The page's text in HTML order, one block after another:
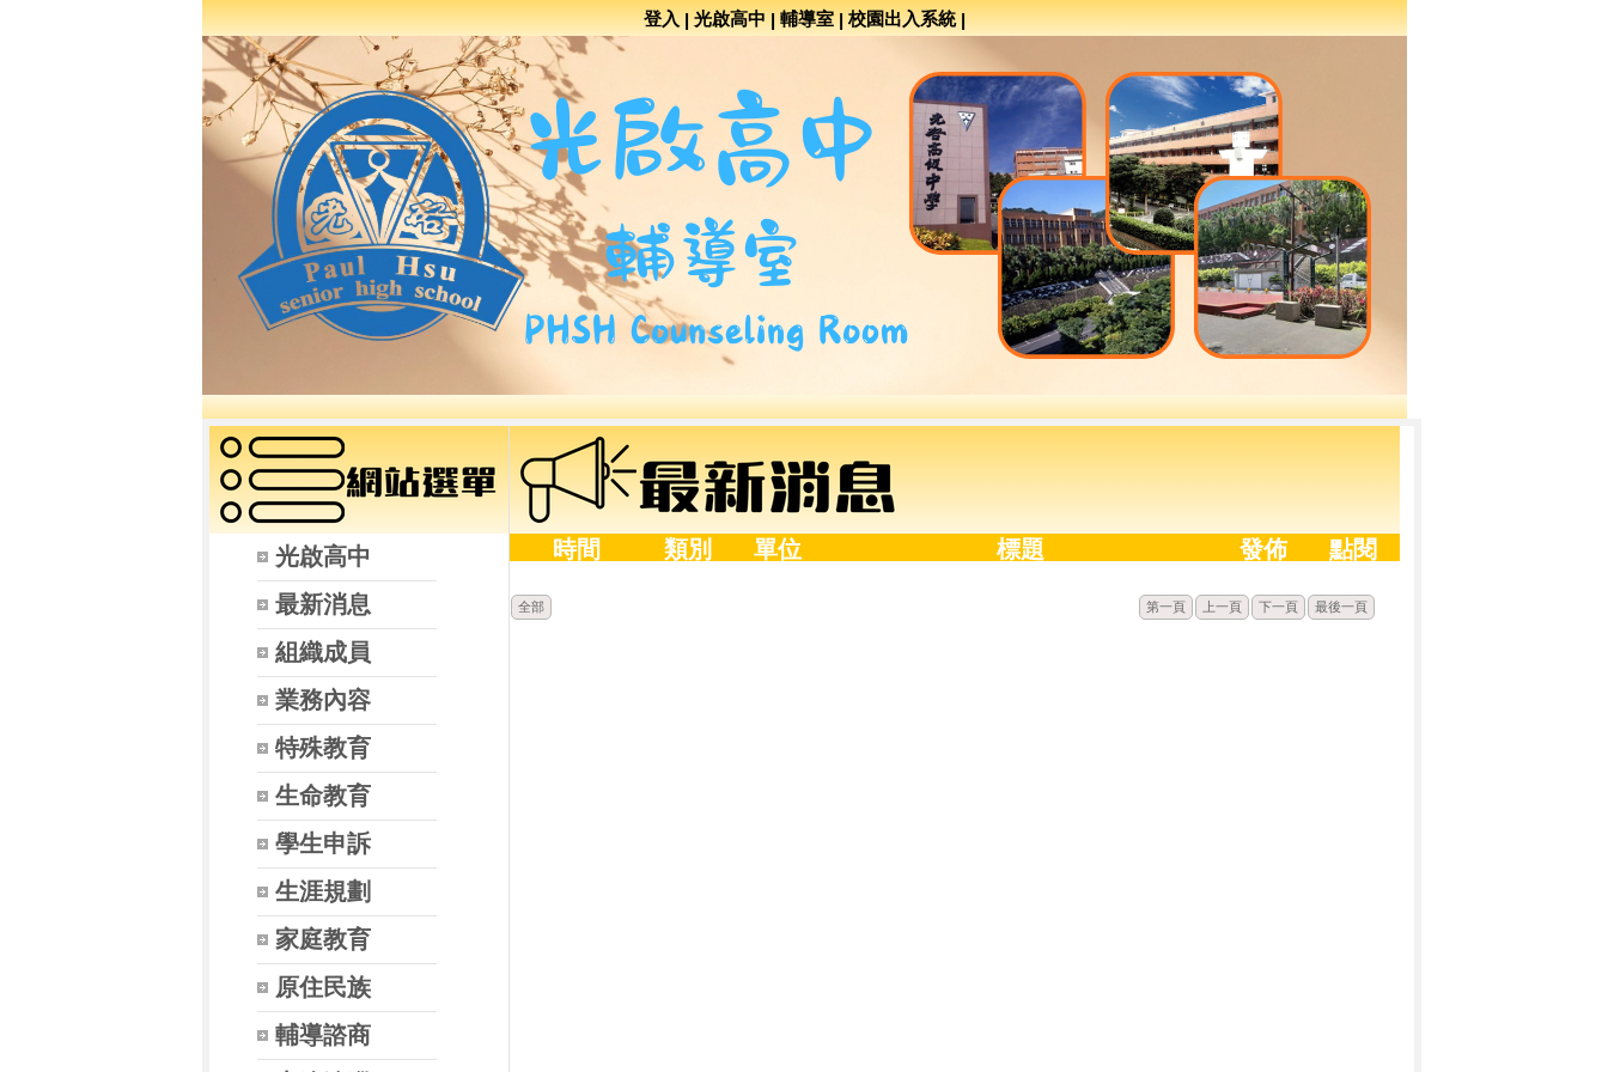
登入|光啟高中|輔導室|校園出入系統|
光啟高中
最新消息
組織成員
業務內容
特殊教育
生命教育
學生申訴
生涯規劃
家庭教育
原住民族
輔導諮商
時間 類別 單位 標題 發佈 點閱
全部 第一頁 上一頁 下一頁 最後一頁